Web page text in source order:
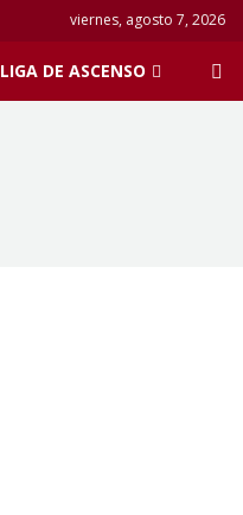
viernes, agosto 7, 2026
LIGA DE ASCENSO